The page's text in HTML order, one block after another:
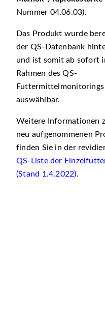
Nummer 04.06.03).
Das Produkt wurde
der QS-Datenbank
und ist somit ab sofort
Rahmen des QS-
Futtermittelmonitorings
auswählbar.
Weitere Informationen
neu aufgenommenen
finden Sie in der
QS-Liste der
(Stand 1.4.2022).